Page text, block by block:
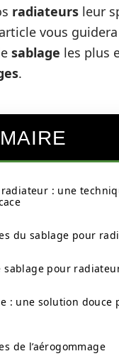
radiateurs leur
article vous
sablage les plus
.
radiateur : une
du sablage pour
sablage pour
: une solution
de l’aérogommage